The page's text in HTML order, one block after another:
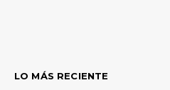
LO MÁS RECIENTE